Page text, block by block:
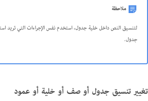
ملاحظة
لتنسيق النص داخل خلية جدول، استخدم نفس الإجراءات التي تريد
جدول.
تغيير تنسيق جدول أو صف أو خلية أو عمود